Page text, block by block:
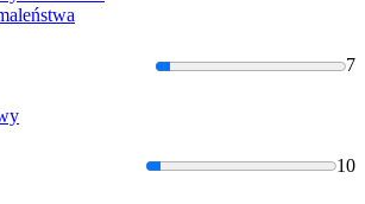
7
10